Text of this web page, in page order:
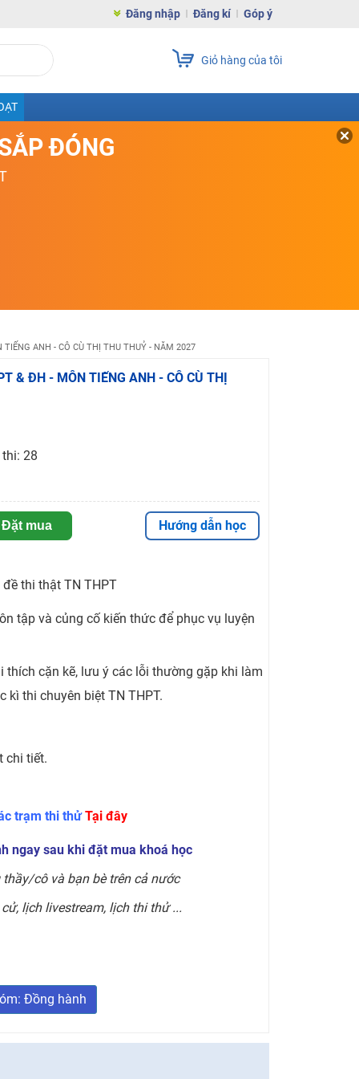
Đăng nhập Đăng kí Góp ý
Giỏ hàng của tôi
ĐÓNG
ANH - CÔ CÙ THỊ THU THUỶ - NĂM 2027
& ĐH - MÔN TIẾNG ANH - CÔ CÙ THỊ
28
Đặt mua Hướng dẫn học
thi thật TN THPT
tập và củng cố kiến thức để phục vụ luyện
cặn kẽ, lưu ý các lỗi thường gặp khi làm
thi chuyên biệt TN THPT.
chi tiết.
trạm thi thử Tại đây
ngay sau khi đặt mua khoá học
cô và bạn bè trên cả nước
lịch livestream, lịch thi thử ...
Đồng hành